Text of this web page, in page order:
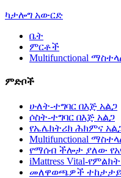
ካታሎግ አውርድ
ቤት
ምርቶች
Multifunctional
ምድቦች
ሁለት-ተግባር በእጅ አልጋ
ሶስት-ተግባር በእጅ አልጋ
የኤሌክትሪክ ሕክምና
Multifunctional
የማሰብ ችሎታ ያለው
iMattress Vital-
መለዋወጫዎች ተከታታይ